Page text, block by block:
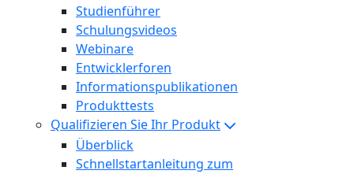
Studienführer
Schulungsvideos
Webinare
Entwicklerforen
Informationspublikationen
Produkttests
Qualifizieren Sie Ihr Produkt
Überblick
Schnellstartanleitung zum